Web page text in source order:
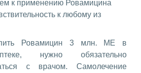
к применению Ровамицина
к любому из
Ровамицин 3 млн. МЕ в
нужно обязательно
с врачом. Самолечение